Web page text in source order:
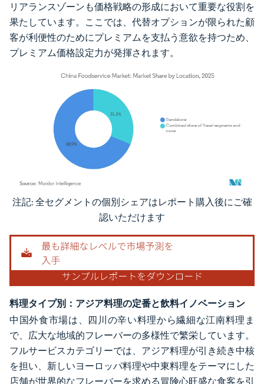
リアランスゾーンも価格戦略の形成において重要な役割を
果たしています。ここでは、代替オプションが限られた顧
客が利便性のためにプレミアムを支払う意欲を持つため、
プレミアム価格設定力が発揮されます。
画像 © Mordor Intelligence。再利用にはCC BY 4.0の表示が必要です。
注記: 全セグメントの個別シェアはレポート購入後にご確
認いただけます
料理タイプ別：アジア料理の定番と飲料イノベーション
中国外食市場は、四川の辛い料理から繊細な江南料理ま
で、広大な地域的フレーバーの多様性で繁栄しています。
フルサービスカテゴリーでは、アジア料理が引き続き中核
を担い、新しいヨーロッパ料理や中東料理をテーマにした
店舗が世界的なフレーバーを求める冒険心旺盛な食客を引